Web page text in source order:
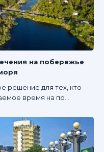
на побережье
решение для тех, кто
время на по...